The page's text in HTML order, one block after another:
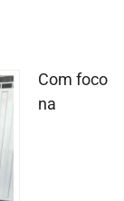
Com foco
na